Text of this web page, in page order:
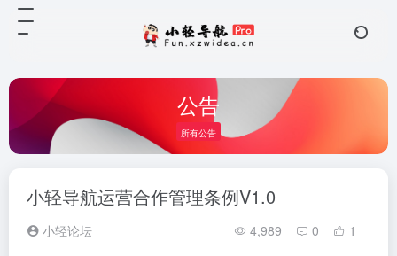
公告
所有公告
小轻导航运营合作管理条例V1.0
小轻论坛 4,989 0 1